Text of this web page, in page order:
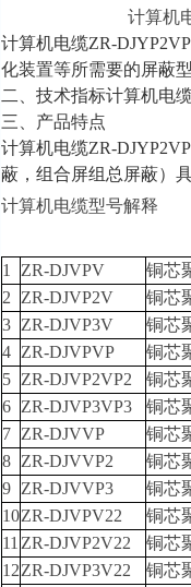
计算机
计算机电缆ZR-
化装置等所需要的屏蔽
二、技术指标计算机电
三、产品特点
计算机电缆ZR-
蔽，组合屏组总屏蔽）
计算机电缆型号解释
1 ZR-DJVPV
铜芯
2
ZR-DJVP2V
铜芯
3 ZR-DJVP3V
铜芯
4 ZR-DJVPVP
铜芯
5 ZR-DJVP2VP2
铜芯
6 ZR-DJVP3VP3
铜芯
7 ZR-DJVVP
铜芯
8 ZR-DJVVP2
铜芯
9 ZR-DJVVP3
铜芯
10ZR-DJVPV22
铜芯
11 ZR-DJVP2V22
铜芯
12ZR-DJVP3V22
铜芯